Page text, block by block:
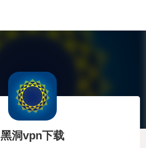
黑洞vpn下载